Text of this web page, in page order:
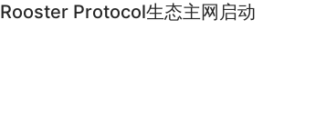
Rooster Protocol生态主网启动